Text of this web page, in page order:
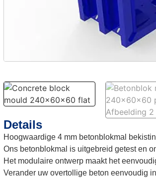
Details
Hoogwaardige 4 mm betonblokmal
Ons betonblokmal is uitgebreid getest en
Het modulaire ontwerp maakt het
Verander uw overtollige beton eenvoudig